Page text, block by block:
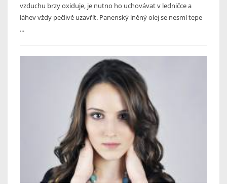
vzduchu brzy oxiduje, je nutno ho uchovávat v ledničce a
láhev vždy pečlivě uzavřít. Panenský lněný olej se nesmí tepe
...